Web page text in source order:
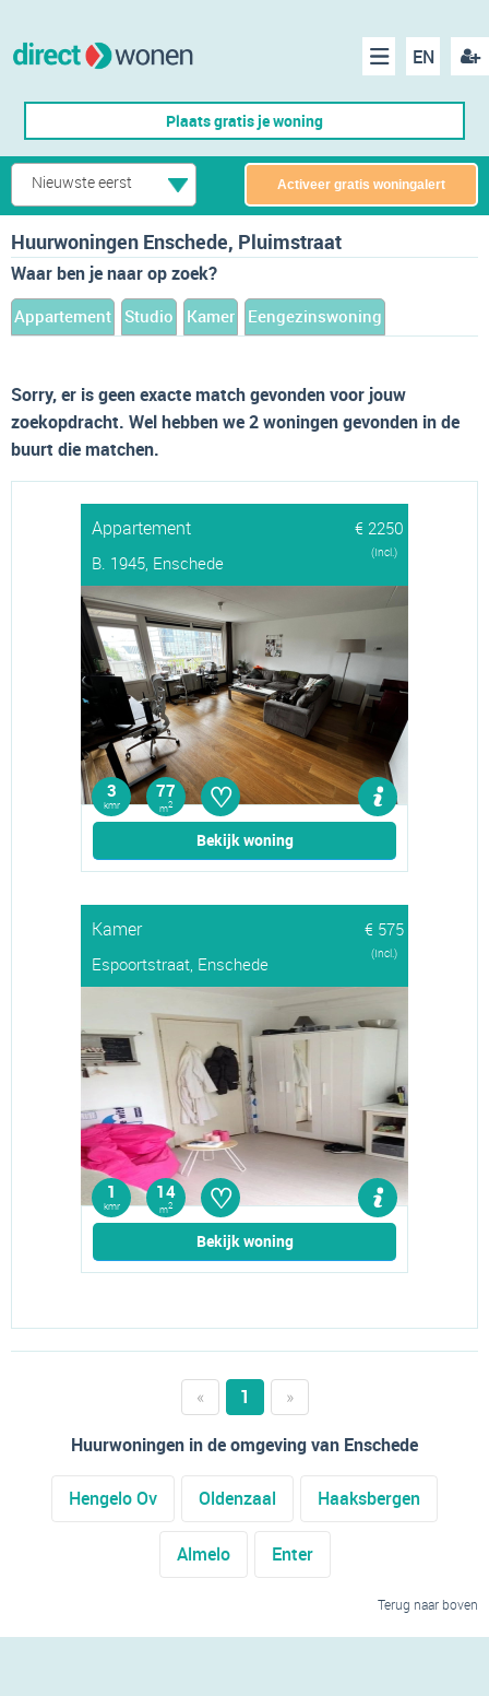
EN
Menu
Plaats gratis je woning
Nieuwste eerst Activeer gratis woningalert
Huurwoningen Enschede, Pluimstraat
Waar ben je naar op zoek?
Appartement Studio Kamer Eengezinswoning
Sorry, er is geen exacte match gevonden voor jouw
zoekopdracht. Wel hebben we 2 woningen gevonden in de
buurt die matchen.
Appartement
€ 2250
B. 1945, Enschede
(Incl.)
3
kmr
77
m2 ♡
Bekijk woning
Kamer
€ 575
Espoortstraat, Enschede
(Incl.)
1
kmr
14
m2 ♡
Bekijk woning
« 1
»
Huurwoningen in de omgeving van Enschede
Hengelo Ov Oldenzaal Haaksbergen
Almelo Enter
Terug naar boven